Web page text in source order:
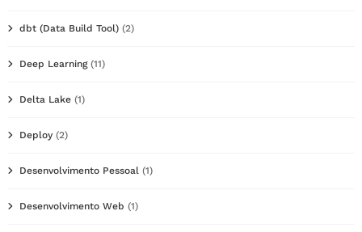
dbt (Data Build Tool) (2)
Deep Learning(11)
Delta Lake (1)
Deploy (2)
Desenvolvimento Pessoal (1)
Desenvolvimento Web (1)